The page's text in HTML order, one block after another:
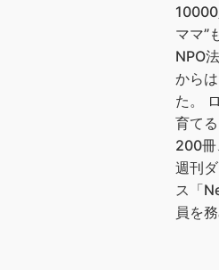
ママ”
NPO
から
た。
育て
200冊
週刊
ス「
員を務